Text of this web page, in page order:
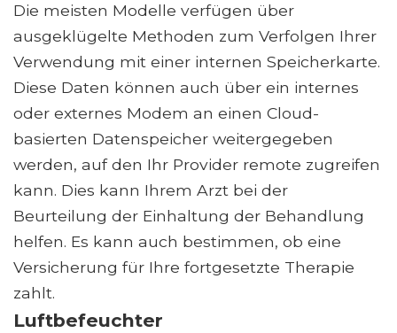
Die meisten Modelle verfügen über
ausgeklügelte Methoden zum Verfolgen Ihrer
Verwendung mit einer internen Speicherkarte.
Diese Daten können auch über ein internes
oder externes Modem an einen Cloud-
basierten Datenspeicher weitergegeben
werden, auf den Ihr Provider remote zugreifen
kann. Dies kann Ihrem Arzt bei der
Beurteilung der Einhaltung der Behandlung
helfen. Es kann auch bestimmen, ob eine
Versicherung für Ihre fortgesetzte Therapie
zahlt.
Luftbefeuchter